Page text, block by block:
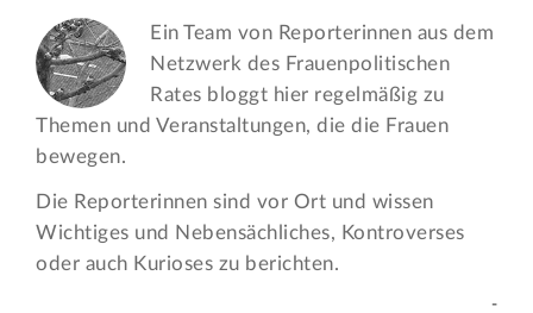
Ein Team von Reporterinnen aus dem
Netzwerk des Frauen­politischen
Rates bloggt hier regelmäßig zu
Themen und Veran­staltungen, die die Frauen
bewegen.
Die Reporterinnen sind vor Ort und wissen
Wichtiges und Nebensächliches, Kontroverses
oder auch Kurioses zu berichten.
-